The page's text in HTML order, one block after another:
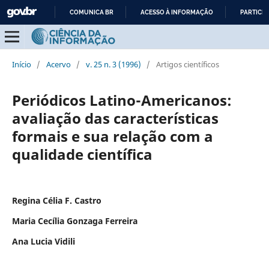
CONTEÚDO
COMUNICA BR ACESSO À INFORMAÇÃO
Início / Acervo / v. 25 n. 3 (1996) / Artigos científicos
Periódicos Latino-Americanos:
avaliação das características
formais e sua relação com a
qualidade científica
Regina Célia F. Castro
Maria Cecília Gonzaga Ferreira
Ana Lucia Vidili